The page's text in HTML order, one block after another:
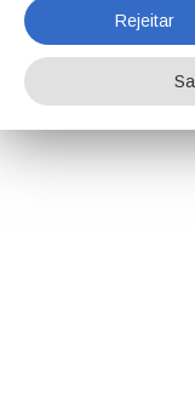
Rejeitar